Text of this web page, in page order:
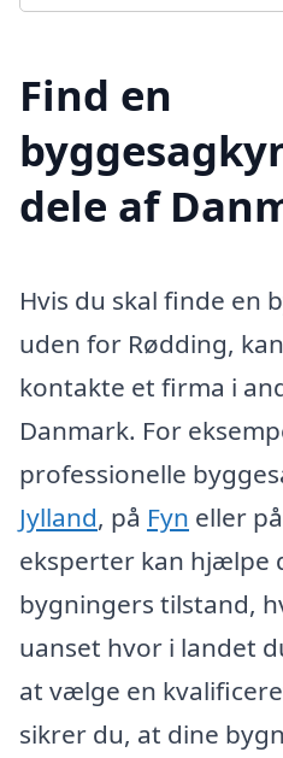
Find en
dele af
Hvis du skal finde en
uden for Rødding,
kontakte et firma i
Danmark. For
professionelle
Jylland, på Fyn eller på
eksperter kan hjælpe
bygningers tilstand,
uanset hvor i landet
at vælge en
sikrer du, at dine